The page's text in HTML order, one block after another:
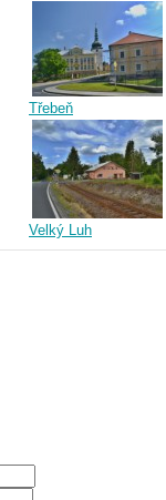
Třebeň
Velký Luh